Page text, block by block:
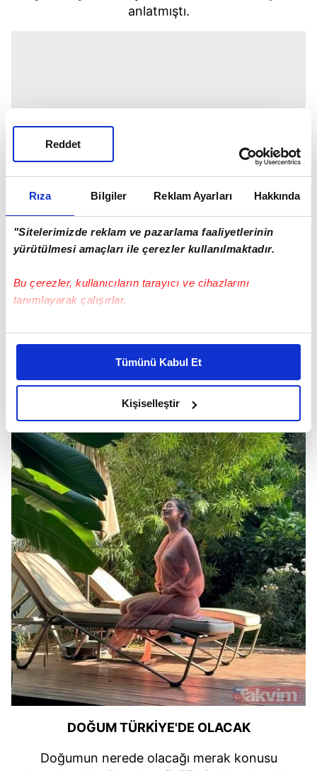
Rıza Bilgiler Reklam Ayarları Hakkında
"Sitelerimizde reklam ve pazarlama faaliyetlerinin
yürütülmesi amaçları ile çerezler kullanılmaktadır.
Bu çerezler, kullanıcıların tarayıcı ve cihazlarını
tanımlayarak çalışırlar.
Bu çerezlere izin vermeniz halinde sizlere özel
daha iyi reklam deneyimi yaşatabiliriz. Bunu yaparken
amacımızın size daha iyi bir reklam deneyimi sunmak
olduğunu ve sizlere en iyi içerikleri sunabilmek adına
elimizden gelen çabayı gösterdiğimizi ve bu noktada,
reklamların maliyetlerimizi karşılamak noktasında tek gelir
kalemimiz olduğunu sizlere hatırlatmak isteriz.
Her halükârda, kullanıcılar, bu çerezlere izin vermedikleri
takdirde, kullanıcılara hedefli reklamlar
gösterilmeyecektir."
Sizlere daha iyi bir hizmet sunabilmek için İnternet
Sitemizde kendimize ve üçüncü kişilere ait çerezler
kullanılmaktadır. Bu çerezler vasıtasıyla çeşitli kişisel
verileriniz işlenmekte olup gerekli olan çerezler bilgi
toplumu hizmetlerinin sunulması amacıyla
kullanılmaktadır. Diğer çerezler, sitemizin daha işlevsel
kılınması ve kişiselleştirilmesi ve sizlere yönelik
reklam/pazarlama faaliyetlerinin yapılması, amaçlarıyla
sınırlı olarak açık rızanız dahilinde kullanılacaktır.
Çerezlere ilişkin tercihlerinizi aşağıda yer alan panel
için Ayarlar butonuna tıklayabilir,Çerez Bilgilendirme
Tümünü Kabul Et
Kişiselleştir
Reddet
anlatmıştı.
DOĞUM TÜRKİYE'DE OLACAK
Doğumun nerede olacağı merak konusu